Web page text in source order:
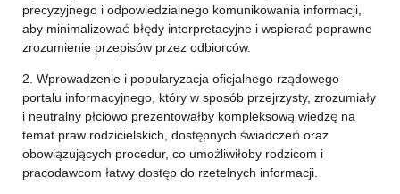
precyzyjnego i odpowiedzialnego komunikowania informacji,
aby minimalizować błędy interpretacyjne i wspierać poprawne
zrozumienie przepisów przez odbiorców.
2. Wprowadzenie i popularyzacja oficjalnego rządowego
portalu informacyjnego, który w sposób przejrzysty, zrozumiały
i neutralny płciowo prezentowałby kompleksową wiedzę na
temat praw rodzicielskich, dostępnych świadczeń oraz
obowiązujących procedur, co umożliwiłoby rodzicom i
pracodawcom łatwy dostęp do rzetelnych informacji.